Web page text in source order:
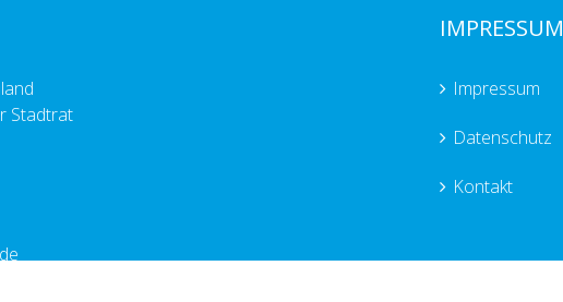
Stadtrat
IMPRESSUM
Impressum
Datenschutz
Kontakt